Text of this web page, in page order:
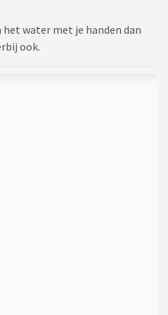
water met je handen dan
ook.